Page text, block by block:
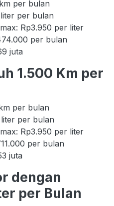
per bulan
per bulan
Rp3.950 per liter
per bulan
juta
1.500 Km per
per bulan
per bulan
Rp3.950 per liter
per bulan
juta
dengan
per Bulan